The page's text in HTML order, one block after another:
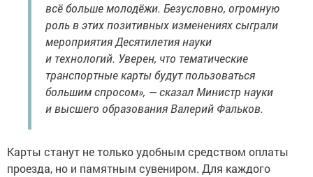
всё больше молодёжи. Безусловно, огромную
роль в этих позитивных изменениях сыграли
мероприятия Десятилетия науки
и технологий. Уверен, что тематические
транспортные карты будут пользоваться
большим спросом», — сказал Министр науки
и высшего образования Валерий Фальков.
Карты станут не только удобным средством оплаты
проезда, но и памятным сувениром. Для каждого